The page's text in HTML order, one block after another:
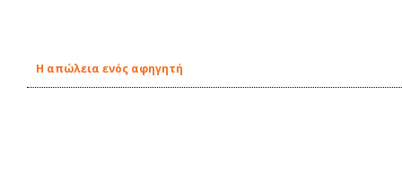
Η απώλεια ενός αφηγητή